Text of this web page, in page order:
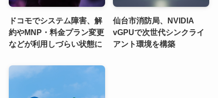
ドコモでシステム障害、解
約やMNP・料金プラン変更
などが利用しづらい状態に
仙台市消防局、NVIDIA
vGPUで次世代シンクライ
アント環境を構築